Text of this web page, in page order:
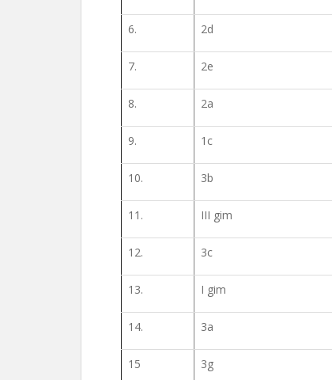
6. 2d
7. 2e
8. 2a
9. 1c
10. 3b
11. III gim
12. 3c
13. I gim
14. 3a
15 3g